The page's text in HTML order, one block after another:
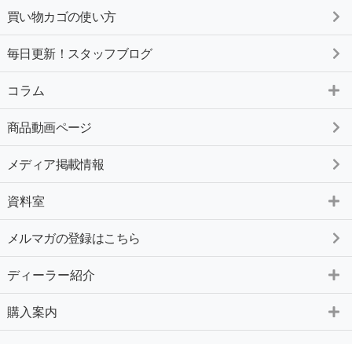
買い物カゴの使い方
毎日更新！スタッフブログ
コラム
商品動画ページ
メディア掲載情報
資料室
メルマガの登録はこちら
ディーラー紹介
購入案内